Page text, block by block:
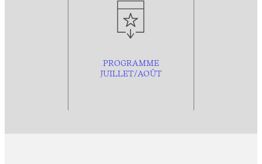
PROGRAMME
JUILLET/AOÛT